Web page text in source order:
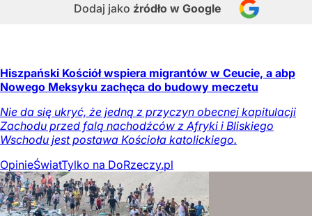
Dodaj jako źródło w Google
Hiszpański Kościół wspiera migrantów w Ceucie, a abp
Nowego Meksyku zachęca do budowy meczetu
Nie da się ukryć, że jedną z przyczyn obecnej kapitulacji
Zachodu przed falą nachodźców z Afryki i Bliskiego
Wschodu jest postawa Kościoła katolickiego.
OpinieŚwiatTylko na DoRzeczy.pl